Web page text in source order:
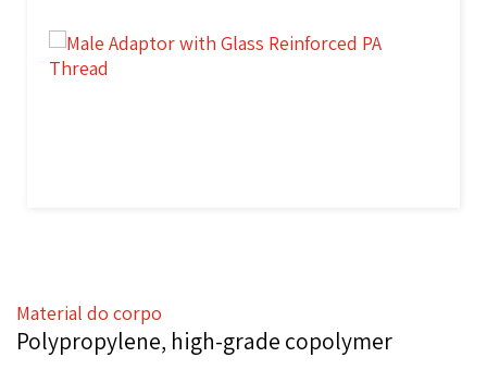
Material do corpo
Polypropylene, high-grade copolymer